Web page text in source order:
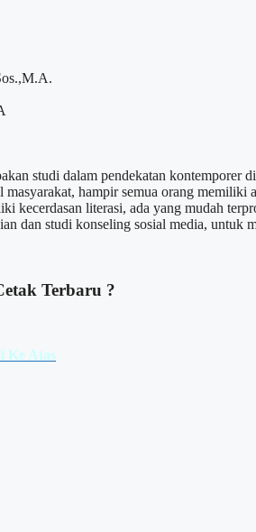
studi dalam pendekatan kontemporer
masyarakat, hampir semua orang
kecerdasan literasi, ada yang mudah
dan studi konseling sosial media, untuk
Terbaru ?
Ke Atas